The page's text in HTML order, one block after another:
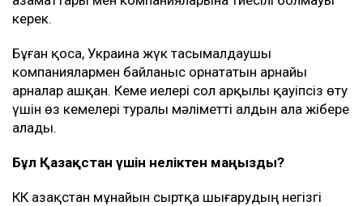
керек.
Бұған қоса, Украина жүк тасымалдаушы
компаниялармен байланыс орнататын арнайы
арналар ашқан. Кеме иелері сол арқылы қауіпсіз өту
үшін өз кемелері туралы мәліметті алдын ала жібере
алады.
Бұл Қазақстан үшін неліктен маңызды?
КҚК Қазақстан мұнайын сыртқа шығарудың негізгі